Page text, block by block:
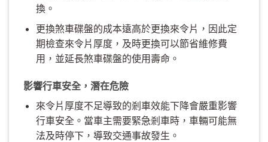
換。
更換煞車碟盤的成本遠高於更換來令片，因此定
期檢查來令片厚度，及時更換可以節省維修費
用，並延長煞車碟盤的使用壽命。
影響行車安全，潛在危險
來令片厚度不足導致的剎車效能下降會嚴重影響
行車安全。當車主需要緊急剎車時，車輛可能無
法及時停下，導致交通事故發生。